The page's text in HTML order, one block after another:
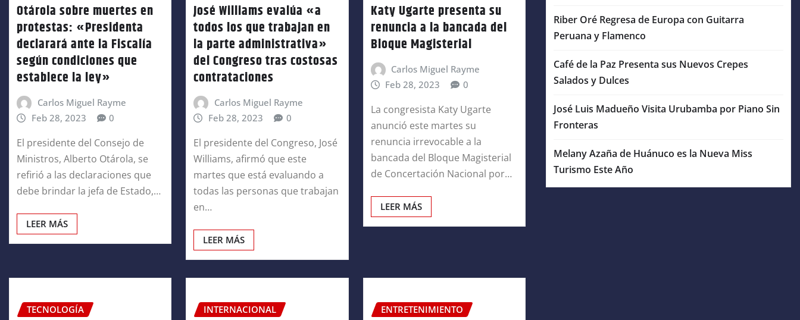
Otárola sobre muertes en
protestas: «Presidenta
declarará ante la Fiscalía
según condiciones que
establece la ley»
Carlos Miguel Rayme
Feb 28, 2023
0
El presidente del Consejo de
Ministros, Alberto Otárola, se
refirió a las declaraciones que
debe brindar la jefa de Estado,…
LEER MÁS
José Williams evalúa «a
todos los que trabajan en
la parte administrativa»
del Congreso tras costosas
contrataciones
Carlos Miguel Rayme
Feb 28, 2023
0
El presidente del Congreso, José
Williams, afirmó que este
martes que está evaluando a
todas las personas que trabajan
en…
LEER MÁS
Katy Ugarte presenta su
renuncia a la bancada del
Bloque Magisterial
Carlos Miguel Rayme
Feb 28, 2023
0
La congresista Katy Ugarte
anunció este martes su
renuncia irrevocable a la
bancada del Bloque Magisterial
de Concertación Nacional por…
LEER MÁS
TECNOLOGÍA INTERNACIONAL ENTRETENIMIENTO
Riber Oré Regresa de Europa con Guitarra
Peruana y Flamenco
Café de la Paz Presenta sus Nuevos Crepes
Salados y Dulces
José Luis Madueño Visita Urubamba por Piano Sin
Fronteras
Melany Azaña de Huánuco es la Nueva Miss
Turismo Este Año